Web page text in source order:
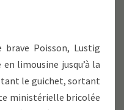
Poisson, Lustig
limousine jusqu’à la
le guichet, sortant
ministérielle bricolée